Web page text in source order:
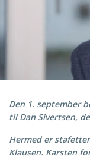
Den 1. september
til Dan Sivertsen,
Hermed er
Klausen. Karsten